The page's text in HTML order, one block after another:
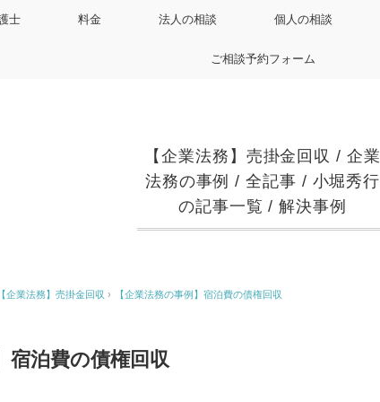
士 料金 法人の相談 個人の相談
ご相談予約フォーム
【企業法務】売掛金回収 / 企業
法務の事例 /全記事 / 小堀秀行
の記事一覧 /解決事例
【企業法務】売掛金回収 › 【企業法務の事例】宿泊費の債権回収
宿泊費の債権回収